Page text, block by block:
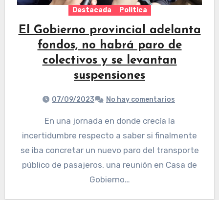
Destacada Politica
El Gobierno provincial adelanta
fondos, no habrá paro de
colectivos y se levantan
suspensiones
07/09/2023 No hay comentarios
En una jornada en donde crecía la
incertidumbre respecto a saber si finalmente
se iba concretar un nuevo paro del transporte
público de pasajeros, una reunión en Casa de
Gobierno…